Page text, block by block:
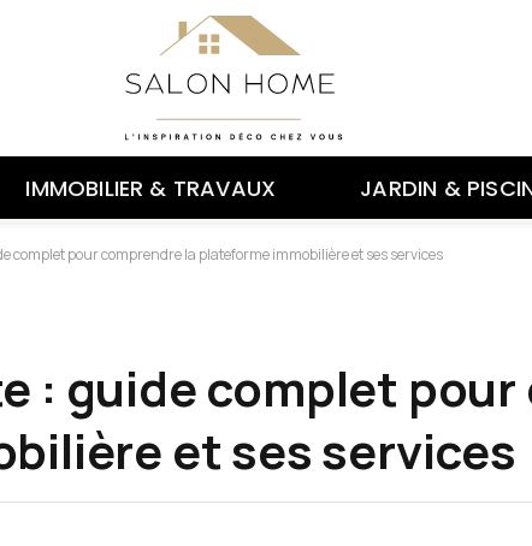
IMMOBILIER & TRAVAUX JARDIN &
complet pour comprendre la plateforme immobilière et ses services
: guide complet
et ses services